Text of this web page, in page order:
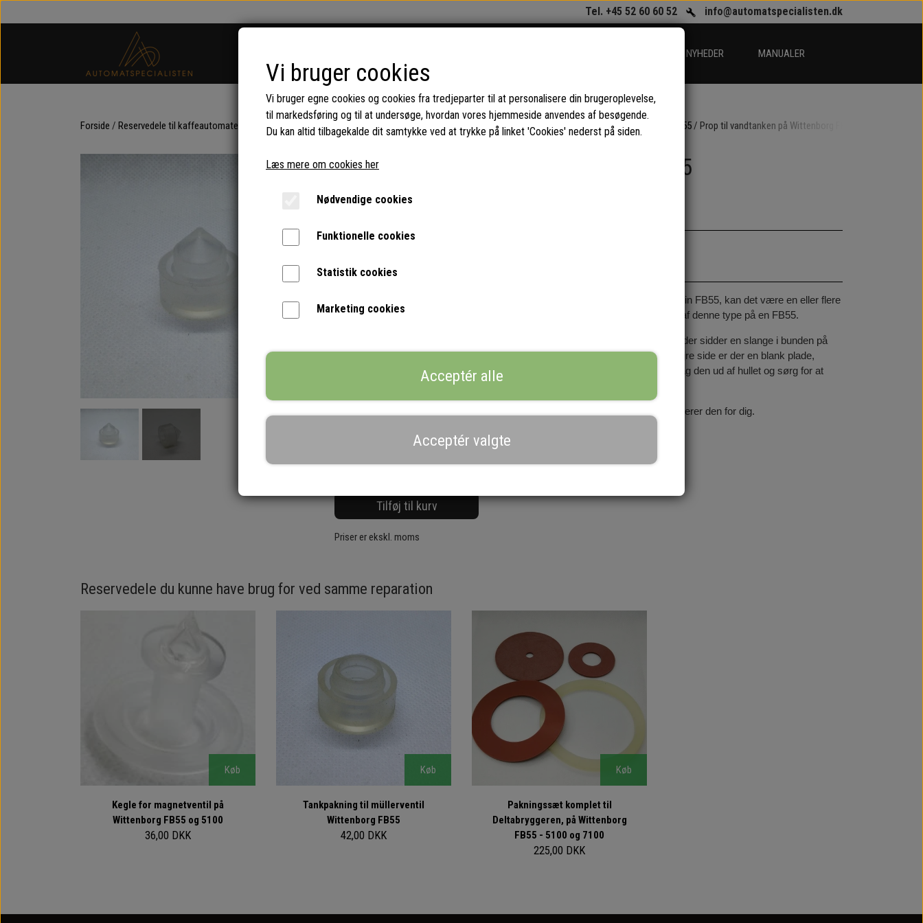
Tel. +45 52 60 60 52 info@automatspecialisten.dk
NYHEDER MANUALER
Forside Reservedele til kaffeautomater og espressomaskiner (erhverv) Reservedele til Wittenborg kaffeautomater Nye reservedele til Wittenborg FB55 Prop til vandtanken på Wittenborg FB55
Prop til vandtanken på Wittenborg FB55
42,00 DKK
Prop til vandtanken på Wittenborg FB55, hvis der løber vand ned i bunden på din FB55, kan det være en eller flere
af disse pakninger der utætte og de skal derfor udskiftes. du skal bruge 2 stk. af denne type på en FB55.
NB. Sørg for at tanken er tømt for vand inden du går i gang med reparationen, der sidder en slange i bunden på
tanken med en prop i, den kan nåes ved at tage grumsbeholderen ud og på højre side er der en blank plade,
stikker du hånden ind i dette hul kan du være heldig at nå slangen denne vej, tag den ud af hullet og sørg for at
have en spand eller lignende til at tømme vandet over i.
Kan du ikke selv reparere kaffeautomaten, så ring til os så kommer vi og reparerer den for dig.
Direkte +45 52 60 60 52
Tilføj til kurv
Priser er ekskl. moms
Reservedele du kunne have brug for ved samme reparation
Køb
Kegle for magnetventil på
Wittenborg FB55 og 5100
36,00 DKK
Køb
Tankpakning til müllerventil
Wittenborg FB55
42,00 DKK
Køb
Pakningssæt komplet til
Deltabryggeren, på Wittenborg
FB55 - 5100 og 7100
225,00 DKK
Vi bruger cookies
Vi bruger egne cookies og cookies fra tredjeparter til at personalisere din brugeroplevelse,
til markedsføring og til at undersøge, hvordan vores hjemmeside anvendes af besøgende.
Du kan altid tilbagekalde dit samtykke ved at trykke på linket 'Cookies' nederst på siden.
Læs mere om cookies her
Nødvendige cookies
Funktionelle cookies
Statistik cookies
Marketing cookies
Acceptér alle
Acceptér valgte